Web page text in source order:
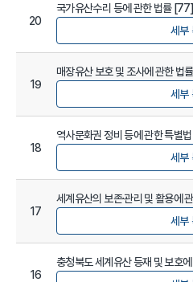
20
국가유산수리 등에 관한 법률 [77]
세부
19
매장유산 보호 및 조사에 관한 법
세부
18
역사문화권 정비 등에 관한 특별
세부
17
세계유산의 보존·관리 및 활용에
세부
16
충청북도 세계유산 등재 및 보호